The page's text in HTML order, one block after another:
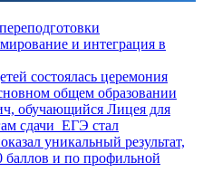
и интеграция в
состоялась церемония
общем образовании
обучающийся Лицея для
сдачи ЕГЭ стал
уникальный результат,
баллов и по профильной